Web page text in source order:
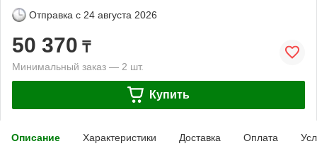
Отправка с 24 августа 2026
50 370 ₸
Минимальный заказ — 2 шт.
Купить
Описание Характеристики Доставка Оплата